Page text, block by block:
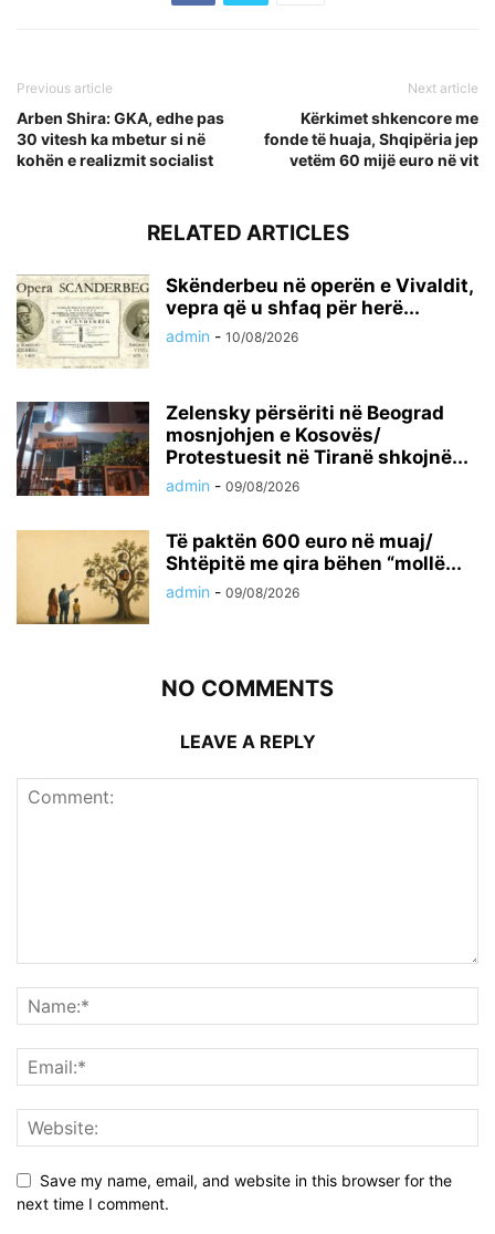
Previous article
Arben Shira: GKA, edhe pas
30 vitesh ka mbetur si në
kohën e realizmit socialist
Next article
Kërkimet shkencore me
fonde të huaja, Shqipëria jep
vetëm 60 mijë euro në vit
RELATED ARTICLES
Skënderbeu në operën e Vivaldit,
vepra që u shfaq për herë...
admin - 10/08/2026
Zelensky përsëriti në Beograd
mosnjohjen e Kosovës/
Protestuesit në Tiranë shkojnë...
admin - 09/08/2026
Të paktën 600 euro në muaj/
Shtëpitë me qira bëhen “mollë...
admin - 09/08/2026
NO COMMENTS
LEAVE A REPLY
Save my name, email, and website in this browser for the
next time I comment.